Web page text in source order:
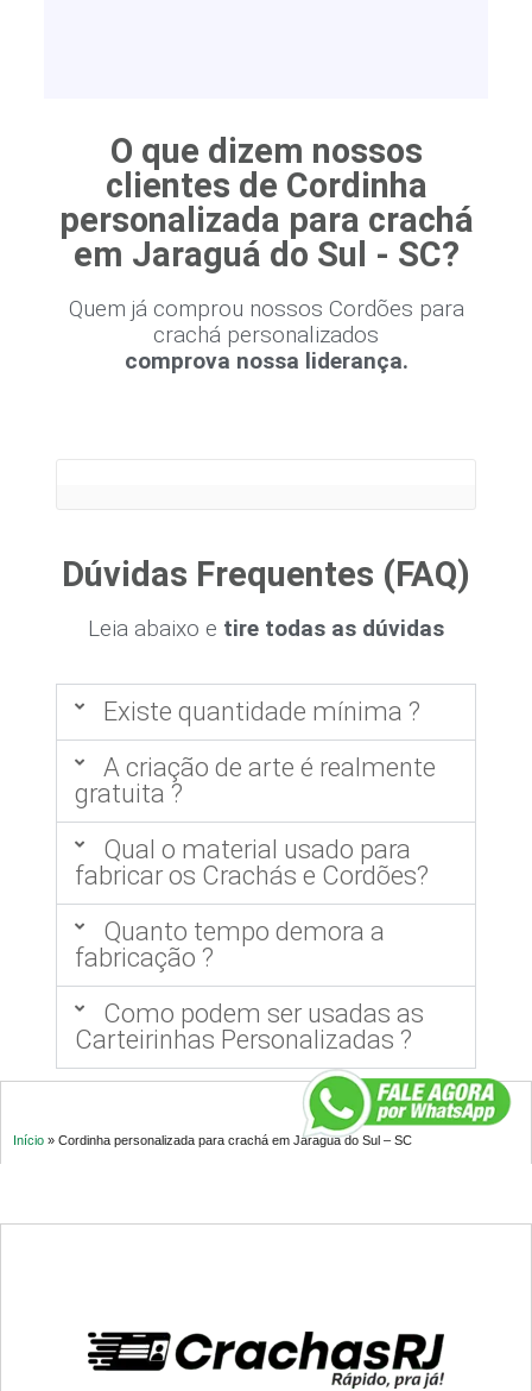
O que dizem nossos
clientes de Cordinha
personalizada para crachá
em Jaraguá do Sul - SC?
Quem já comprou nossos Cordões para
crachá personalizados
comprova nossa liderança.
Dúvidas Frequentes (FAQ)
Leia abaixo e tire todas as dúvidas
Existe quantidade mínima ?
A criação de arte é realmente
gratuita ?
Qual o material usado para
fabricar os Crachás e Cordões?
Quanto tempo demora a
fabricação ?
Como podem ser usadas as
Carteirinhas Personalizadas ?
Início » Cordinha personalizada para crachá em Jaraguá do Sul – SC